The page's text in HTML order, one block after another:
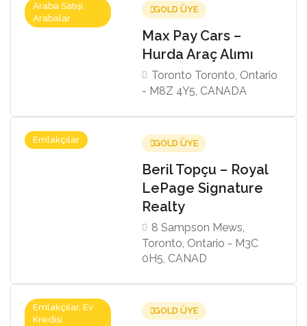
Araba Satışı,
Arabalar
GOLD ÜYE
Max Pay Cars –
Hurda Araç Alımı
Toronto Toronto, Ontario
- M8Z 4Y5, CANADA
Emlakçılar GOLD ÜYE
Beril Topçu – Royal
LePage Signature
Realty
8 Sampson Mews,
Toronto, Ontario - M3C
0H5, CANAD
Emlakçılar, Ev
Kredisi
GOLD ÜYE